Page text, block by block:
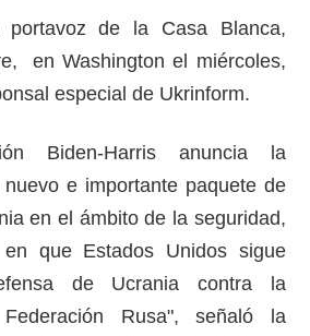
SERVICIOS
Suscripción
imágenes
de la Casa Blanca,
en Washington el miércoles,
especial de Ukrinform.
Biden-Harris anuncia la
e importante paquete de
en el ámbito de la seguridad,
que Estados Unidos sigue
de Ucrania contra la
Rusa", señaló la